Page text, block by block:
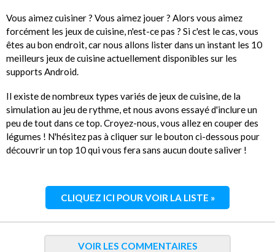
Vous aimez cuisiner ? Vous aimez jouer ? Alors vous aimez
forcément les jeux de cuisine, n'est-ce pas ? Si c'est le cas, vous
êtes au bon endroit, car nous allons lister dans un instant les 10
meilleurs jeux de cuisine actuellement disponibles sur les
supports Android.
Il existe de nombreux types variés de jeux de cuisine, de la
simulation au jeu de rythme, et nous avons essayé d'inclure un
peu de tout dans ce top. Croyez-nous, vous allez en couper des
légumes ! N'hésitez pas à cliquer sur le bouton ci-dessous pour
découvrir un top 10 qui vous fera sans aucun doute saliver !
CLIQUEZ ICI POUR VOIR LA LISTE »
VOIR LES COMMENTAIRES